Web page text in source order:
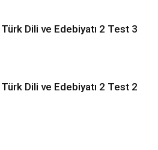
Dili ve Edebiyatı 2 Test 3
Dili ve Edebiyatı 2 Test 2